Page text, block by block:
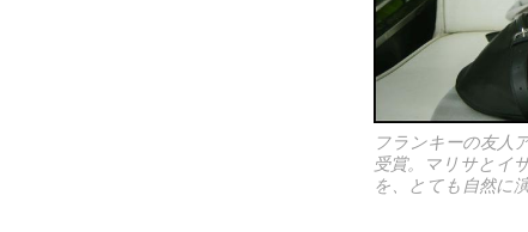
フランキーの友人
受賞。マリサとイ
を、とても自然に